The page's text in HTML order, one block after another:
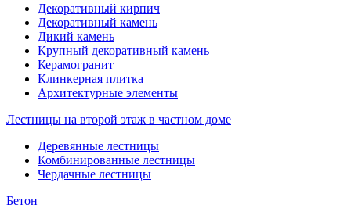
Декоративный кирпич
Декоративный камень
Дикий камень
Крупный декоративный камень
Керамогранит
Клинкерная плитка
Архитектурные элементы
Лестницы на второй этаж в частном доме
Деревянные лестницы
Комбинированные лестницы
Чердачные лестницы
Бетон